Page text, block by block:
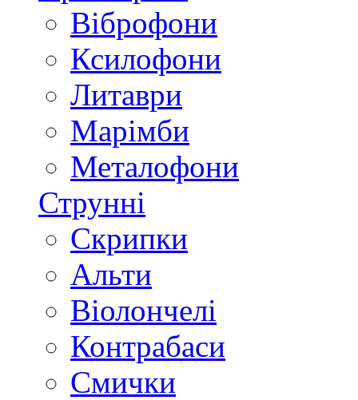
Віброфони
Ксилофони
Литаври
Марімби
Металофони
Струнні
Скрипки
Альти
Віолончелі
Контрабаси
Смички